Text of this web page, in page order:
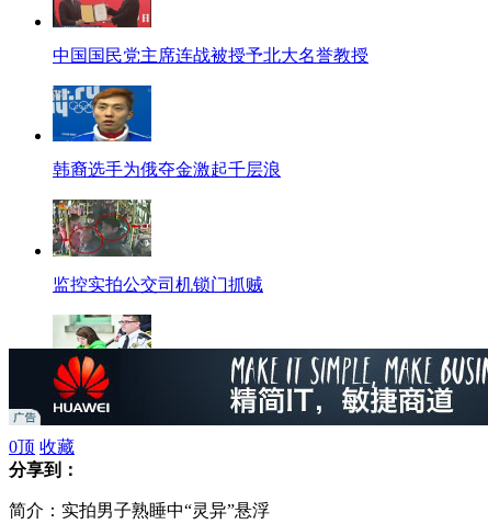
中国国民党主席连战被授予北大名誉教授
韩裔选手为俄夺金激起千层浪
监控实拍公交司机锁门抓贼
美国19岁女子自称诱杀数十人
印尼20万村民因火山灰流离失所
0顶 收藏
分享到：
简介：实拍男子熟睡中“灵异”悬浮